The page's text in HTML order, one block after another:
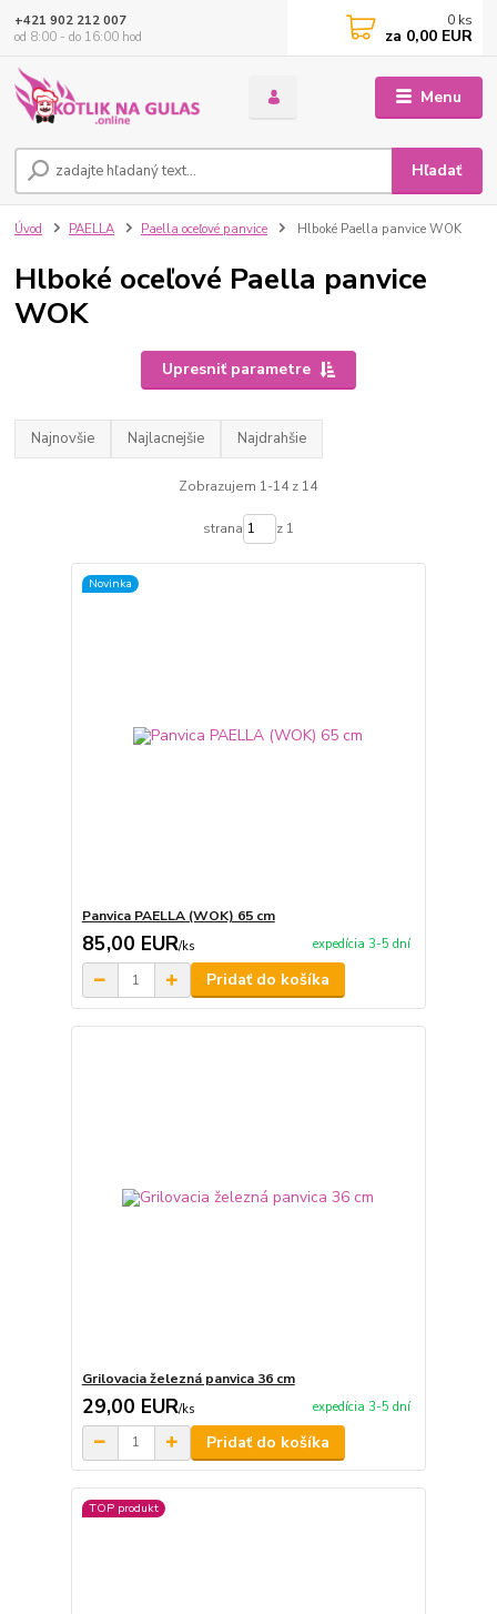
Menu
Hľadať
+421 902 212 007
od 8:00 - do 16:00 hod
0 ks
za 0,00 EUR
Úvod PAELLA Paella oceľové panvice Hlboké Paella panvice WOK
Hlboké oceľové Paella panvice
WOK
Upresniť parametre
Najnovšie Najlacnejšie Najdrahšie
Zobrazujem 1-14 z 14
strana z 1
Novinka
Panvica PAELLA (WOK) 65 cm
85,00 EUR/ks expedícia 3-5 dní
Pridať do košíka
Grilovacia železná panvica 36 cm
29,00 EUR/ks expedícia 3-5 dní
Pridať do košíka
TOP produkt